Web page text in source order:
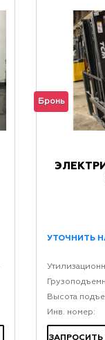
Бронь
УТОЧНИТЬ
Высота
Инв. номер: